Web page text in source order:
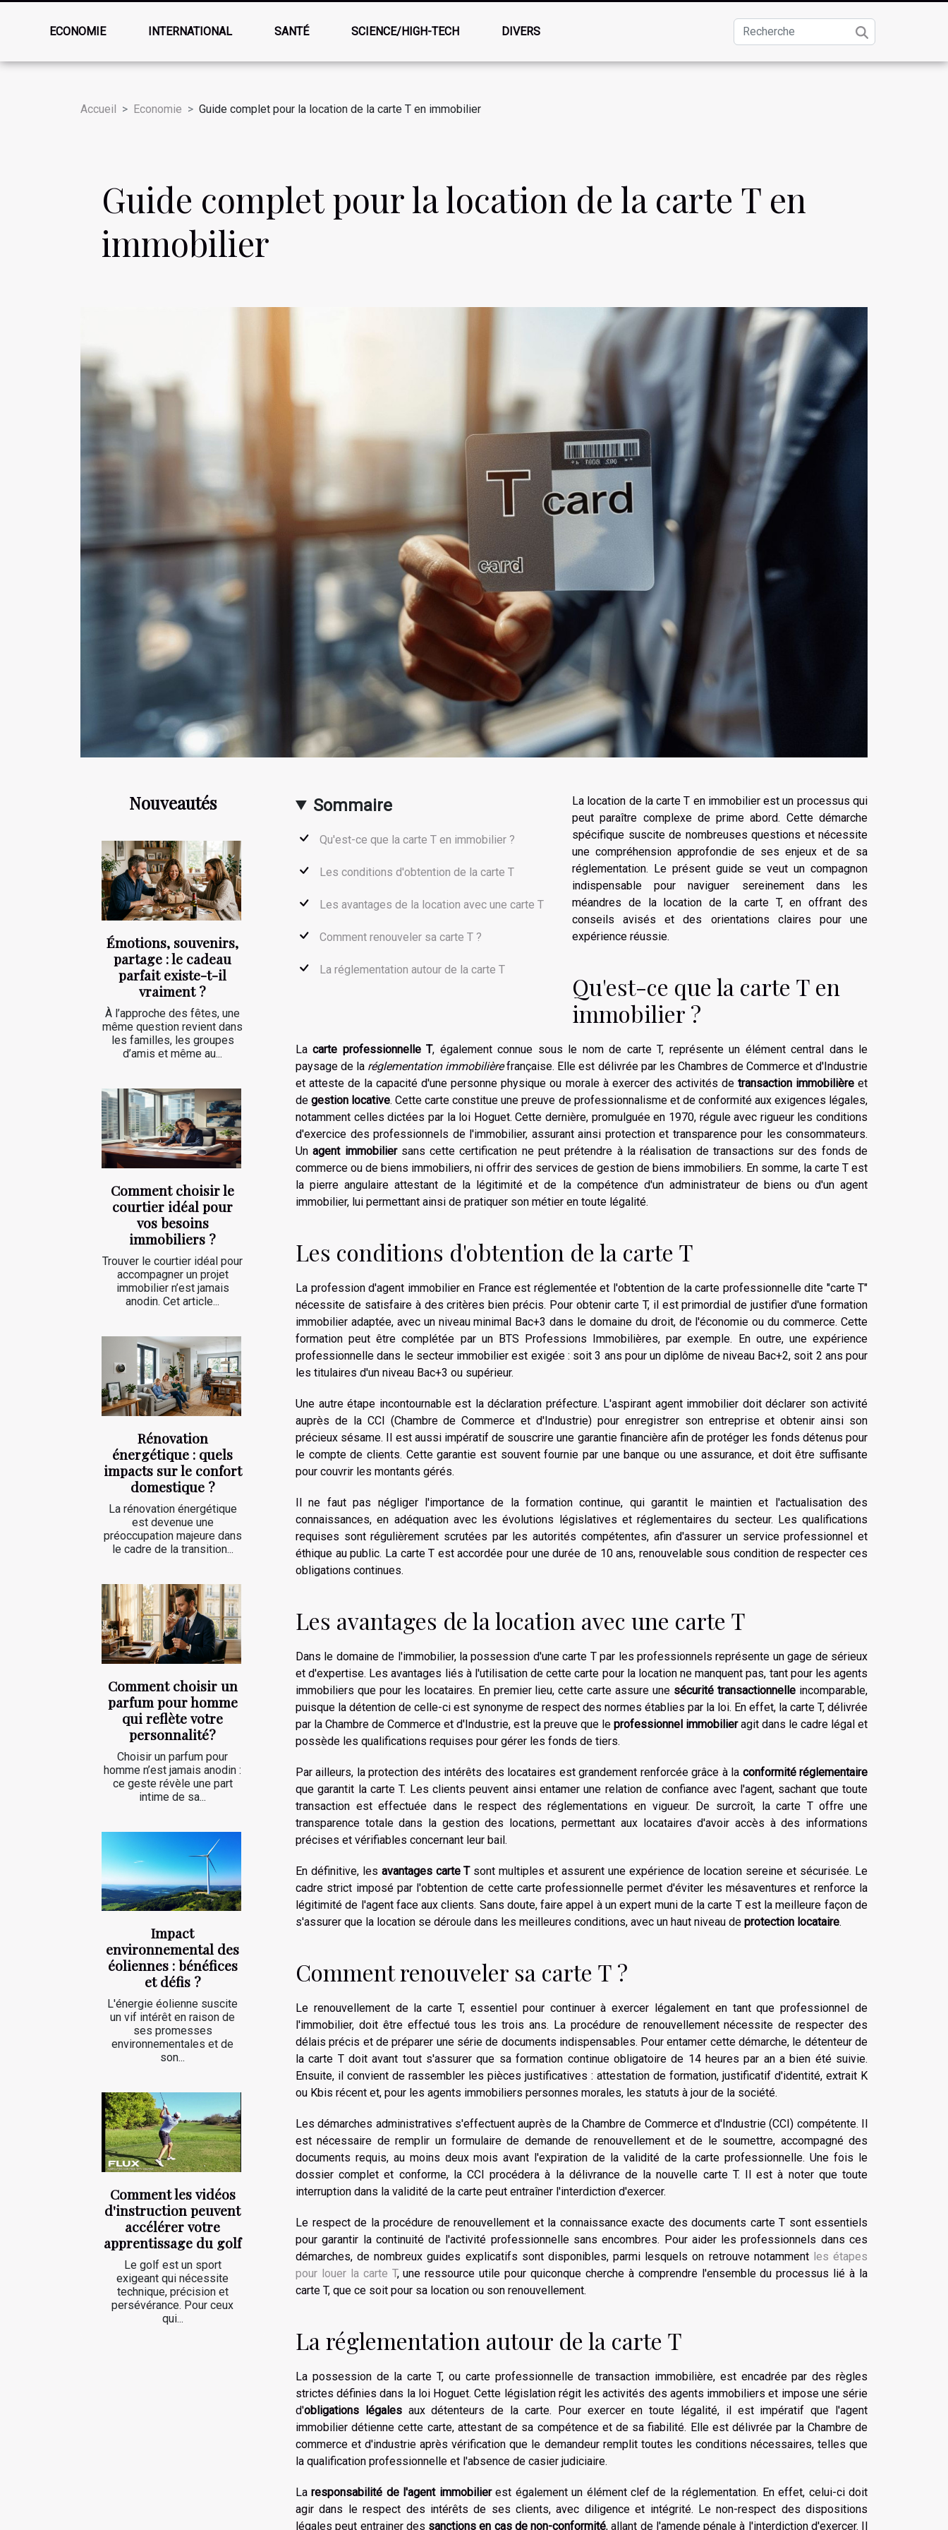
ECONOMIE INTERNATIONAL SANTÉ SCIENCE/HIGH-TECH DIVERS
Accueil Economie Guide complet pour la location de la carte T en immobilier
Guide complet pour la location de la carte T en
immobilier
Nouveautés
Émotions, souvenirs,
partage : le cadeau
parfait existe-t-il
vraiment ?
À l’approche des fêtes, une
même question revient dans
les familles, les groupes
d’amis et même au...
Comment choisir le
courtier idéal pour
vos besoins
immobiliers ?
Trouver le courtier idéal pour
accompagner un projet
immobilier n’est jamais
anodin. Cet article...
Rénovation
énergétique : quels
impacts sur le confort
domestique ?
La rénovation énergétique
est devenue une
préoccupation majeure dans
le cadre de la transition...
Comment choisir un
parfum pour homme
qui reflète votre
personnalité?
Choisir un parfum pour
homme n’est jamais anodin :
ce geste révèle une part
intime de sa...
Impact
environnemental des
éoliennes : bénéfices
et défis ?
L'énergie éolienne suscite
un vif intérêt en raison de
ses promesses
environnementales et de
son...
Comment les vidéos
d'instruction peuvent
accélérer votre
apprentissage du golf
Le golf est un sport
exigeant qui nécessite
technique, précision et
persévérance. Pour ceux
qui...
Sommaire
Qu'est-ce que la carte T en immobilier ?
Les conditions d'obtention de la carte T
Les avantages de la location avec une carte T
Comment renouveler sa carte T ?
La réglementation autour de la carte T
La location de la carte T en immobilier est un processus qui
peut paraître complexe de prime abord. Cette démarche
spécifique suscite de nombreuses questions et nécessite
une compréhension approfondie de ses enjeux et de sa
réglementation. Le présent guide se veut un compagnon
indispensable pour naviguer sereinement dans les
méandres de la location de la carte T, en offrant des
conseils avisés et des orientations claires pour une
expérience réussie.
Qu'est-ce que la carte T en
immobilier ?
Lacarte professionnelle T, également connue sous le nom de carte T, représente un élément central dans le
paysage de la réglementation immobilièrefrançaise. Elle est délivrée par les Chambres de Commerce et d'Industrie
et atteste de la capacité d'une personne physique ou morale à exercer des activités de transaction immobilièreet
degestion locative. Cette carte constitue une preuve de professionnalisme et de conformité aux exigences légales,
notamment celles dictées par la loi Hoguet. Cette dernière, promulguée en 1970, régule avec rigueur les conditions
d'exercice des professionnels de l'immobilier, assurant ainsi protection et transparence pour les consommateurs.
Unagent immobiliersans cette certification ne peut prétendre à la réalisation de transactions sur des fonds de
commerce ou de biens immobiliers, ni offrir des services de gestion de biens immobiliers. En somme, la carte T est
la pierre angulaire attestant de la légitimité et de la compétence d'un administrateur de biens ou d'un agent
immobilier, lui permettant ainsi de pratiquer son métier en toute légalité.
Les conditions d'obtention de la carte T
La profession d'agent immobilier en France est réglementée et l'obtention de la carte professionnelle dite "carte T"
nécessite de satisfaire à des critères bien précis. Pour obtenir carte T, il est primordial de justifier d'une formation
immobilier adaptée, avec un niveau minimal Bac+3 dans le domaine du droit, de l'économie ou du commerce. Cette
formation peut être complétée par un BTS Professions Immobilières, par exemple. En outre, une expérience
professionnelle dans le secteur immobilier est exigée : soit 3 ans pour un diplôme de niveau Bac+2, soit 2 ans pour
les titulaires d'un niveau Bac+3 ou supérieur.
Une autre étape incontournable est la déclaration préfecture. L'aspirant agent immobilier doit déclarer son activité
auprès de la CCI (Chambre de Commerce et d'Industrie) pour enregistrer son entreprise et obtenir ainsi son
précieux sésame. Il est aussi impératif de souscrire une garantie financière afin de protéger les fonds détenus pour
le compte de clients. Cette garantie est souvent fournie par une banque ou une assurance, et doit être suffisante
pour couvrir les montants gérés.
Il ne faut pas négliger l'importance de la formation continue, qui garantit le maintien et l'actualisation des
connaissances, en adéquation avec les évolutions législatives et réglementaires du secteur. Les qualifications
requises sont régulièrement scrutées par les autorités compétentes, afin d'assurer un service professionnel et
éthique au public. La carte T est accordée pour une durée de 10 ans, renouvelable sous condition de respecter ces
obligations continues.
Les avantages de la location avec une carte T
Dans le domaine de l'immobilier, la possession d'une carte T par les professionnels représente un gage de sérieux
et d'expertise. Les avantages liés à l'utilisation de cette carte pour la location ne manquent pas, tant pour les agents
immobiliers que pour les locataires. En premier lieu, cette carte assure une sécurité transactionnelle incomparable,
puisque la détention de celle-ci est synonyme de respect des normes établies par la loi. En effet, la carte T, délivrée
par la Chambre de Commerce et d'Industrie, est la preuve que le professionnel immobilieragit dans le cadre légal et
possède les qualifications requises pour gérer les fonds de tiers.
Par ailleurs, la protection des intérêts des locataires est grandement renforcée grâce à la conformité réglementaire
que garantit la carte T. Les clients peuvent ainsi entamer une relation de confiance avec l'agent, sachant que toute
transaction est effectuée dans le respect des réglementations en vigueur. De surcroît, la carte T offre une
transparence totale dans la gestion des locations, permettant aux locataires d'avoir accès à des informations
précises et vérifiables concernant leur bail.
En définitive, les avantages carte Tsont multiples et assurent une expérience de location sereine et sécurisée. Le
cadre strict imposé par l'obtention de cette carte professionnelle permet d'éviter les mésaventures et renforce la
légitimité de l'agent face aux clients. Sans doute, faire appel à un expert muni de la carte T est la meilleure façon de
s'assurer que la location se déroule dans les meilleures conditions, avec un haut niveau de protection locataire.
Comment renouveler sa carte T ?
Le renouvellement de la carte T, essentiel pour continuer à exercer légalement en tant que professionnel de
l'immobilier, doit être effectué tous les trois ans. La procédure de renouvellement nécessite de respecter des
délais précis et de préparer une série de documents indispensables. Pour entamer cette démarche, le détenteur de
la carte T doit avant tout s'assurer que sa formation continue obligatoire de 14 heures par an a bien été suivie.
Ensuite, il convient de rassembler les pièces justificatives : attestation de formation, justificatif d'identité, extrait K
ou Kbis récent et, pour les agents immobiliers personnes morales, les statuts à jour de la société.
Les démarches administratives s'effectuent auprès de la Chambre de Commerce et d'Industrie (CCI) compétente. Il
est nécessaire de remplir un formulaire de demande de renouvellement et de le soumettre, accompagné des
documents requis, au moins deux mois avant l'expiration de la validité de la carte professionnelle. Une fois le
dossier complet et conforme, la CCI procédera à la délivrance de la nouvelle carte T. Il est à noter que toute
interruption dans la validité de la carte peut entraîner l'interdiction d'exercer.
Le respect de la procédure de renouvellement et la connaissance exacte des documents carte T sont essentiels
pour garantir la continuité de l'activité professionnelle sans encombres. Pour aider les professionnels dans ces
démarches, de nombreux guides explicatifs sont disponibles, parmi lesquels on retrouve notamment les étapes
pour louer la carte T, une ressource utile pour quiconque cherche à comprendre l'ensemble du processus lié à la
carte T, que ce soit pour sa location ou son renouvellement.
La réglementation autour de la carte T
La possession de la carte T, ou carte professionnelle de transaction immobilière, est encadrée par des règles
strictes définies dans la loi Hoguet. Cette législation régit les activités des agents immobiliers et impose une série
d'obligations légalesaux détenteurs de la carte. Pour exercer en toute légalité, il est impératif que l'agent
immobilier détienne cette carte, attestant de sa compétence et de sa fiabilité. Elle est délivrée par la Chambre de
commerce et d'industrie après vérification que le demandeur remplit toutes les conditions nécessaires, telles que
la qualification professionnelle et l'absence de casier judiciaire.
Laresponsabilité de l'agent immobilierest également un élément clef de la réglementation. En effet, celui-ci doit
agir dans le respect des intérêts de ses clients, avec diligence et intégrité. Le non-respect des dispositions
légales peut entrainer des sanctions en cas de non-conformité, allant de l'amende pénale à l'interdiction d'exercer. Il